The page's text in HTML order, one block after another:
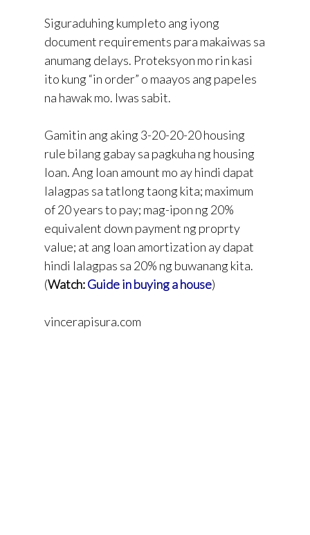
Siguraduhing kumpleto ang iyong
document requirements para makaiwas sa
anumang delays. Proteksyon mo rin kasi
ito kung “in order” o maayos ang papeles
na hawak mo. Iwas sabit.
Gamitin ang aking 3-20-20-20 housing
rule bilang gabay sa pagkuha ng housing
loan. Ang loan amount mo ay hindi dapat
lalagpas sa tatlong taong kita; maximum
of 20 years to pay; mag-ipon ng 20%
equivalent down payment ng proprty
value; at ang loan amortization ay dapat
hindi lalagpas sa 20% ng buwanang kita.
(Watch:Guide in buying a house)
vincerapisura.com